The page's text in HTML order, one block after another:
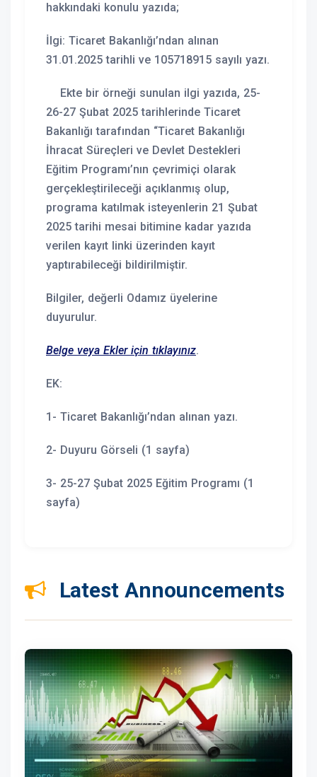
hakkındaki konulu yazıda;
İlgi: Ticaret Bakanlığı’ndan alınan
31.01.2025 tarihli ve 105718915 sayılı yazı.
Ekte bir örneği sunulan ilgi yazıda, 25-
26-27 Şubat 2025 tarihlerinde Ticaret
Bakanlığı tarafından “Ticaret Bakanlığı
İhracat Süreçleri ve Devlet Destekleri
Eğitim Programı’nın çevrimiçi olarak
gerçekleştirileceği açıklanmış olup,
programa katılmak isteyenlerin 21 Şubat
2025 tarihi mesai bitimine kadar yazıda
verilen kayıt linki üzerinden kayıt
yaptırabileceği bildirilmiştir.
Bilgiler, değerli Odamız üyelerine
duyurulur.
Belge veya Ekler için tıklayınız.
EK:
1- Ticaret Bakanlığı’ndan alınan yazı.
2- Duyuru Görseli (1 sayfa)
3- 25-27 Şubat 2025 Eğitim Programı (1
sayfa)
Latest Announcements